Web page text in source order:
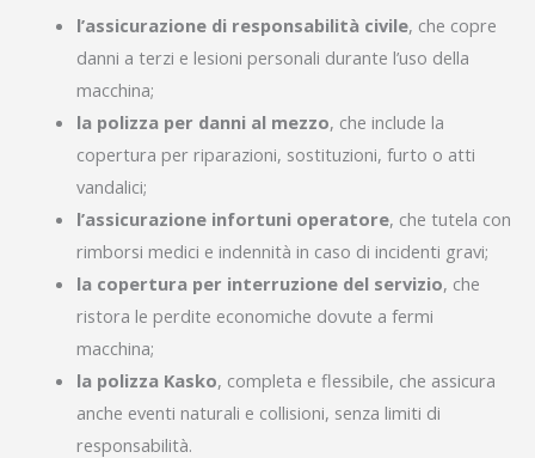
l’assicurazione di responsabilità civile, che copre
danni a terzi e lesioni personali durante l’uso della
macchina;
la polizza per danni al mezzo, che include la
copertura per riparazioni, sostituzioni, furto o atti
vandalici;
l’assicurazione infortuni operatore, che tutela con
rimborsi medici e indennità in caso di incidenti gravi;
la copertura per interruzione del servizio, che
ristora le perdite economiche dovute a fermi
macchina;
la polizza Kasko, completa e flessibile, che assicura
anche eventi naturali e collisioni, senza limiti di
responsabilità.